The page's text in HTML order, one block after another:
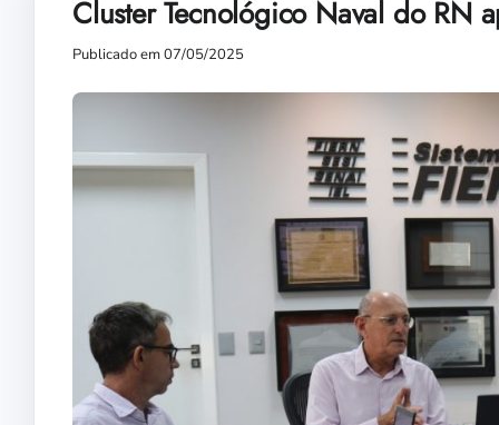
Cluster Tecnológico Naval do RN
Publicado em 07/05/2025